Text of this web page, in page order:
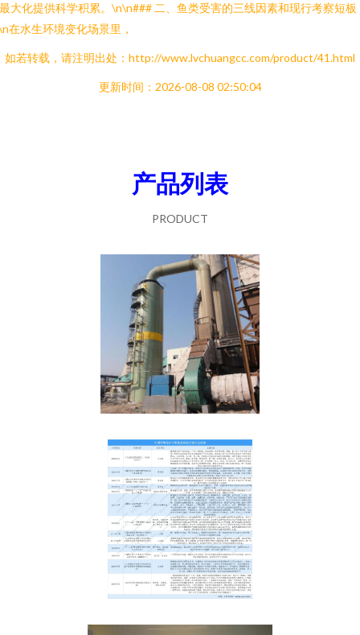
大化提供科学积累。\n\n### 二、鱼类受害的三线因素和现行考察短板
在水生环境变化场景里，
如若转载，请注明出处：http://www.lvchuangcc.com/product/41.html
更新时间：2026-08-08 02:50:04
产品列表
PRODUCT